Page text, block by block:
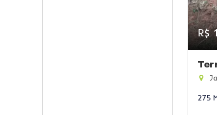
R$
275